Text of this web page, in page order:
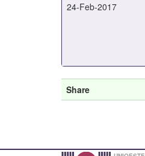
24-Feb-2017
Share